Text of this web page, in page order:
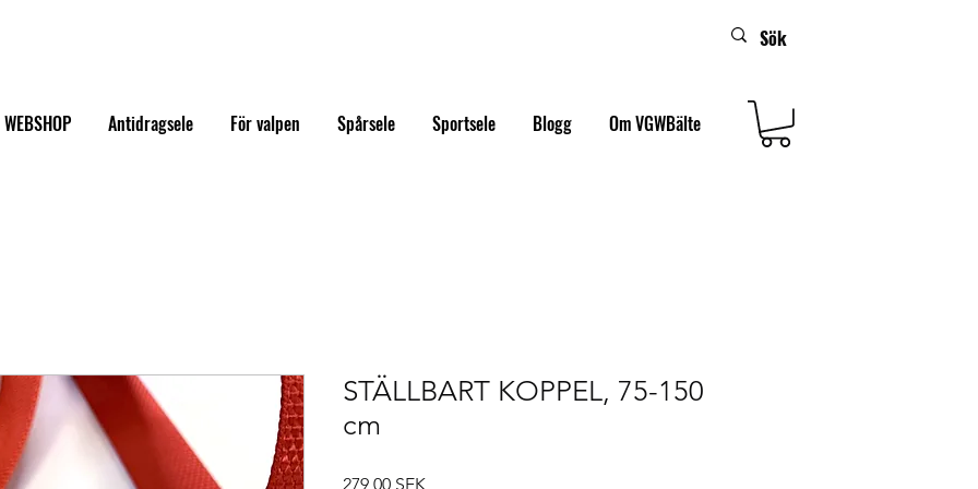
WEBSHOP Antidragsele För valpen Spårsele Sportsele Blogg Om VGWBälte
STÄLLBART KOPPEL, 75-150
cm
279,00 SEKPrecio